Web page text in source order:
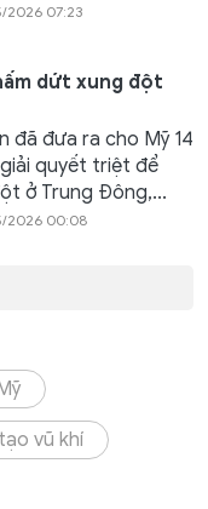
2026 07:23
dứt xung đột
đã đưa ra cho Mỹ 14
quyết triệt để
ở Trung Đông,...
2026 00:08
vũ khí